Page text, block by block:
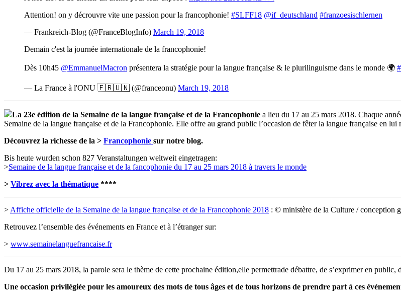
Attention! on y décrouvre vite une passion pour la francophonie! #SLFF18 @if_deutschland #franzoesischlernen
— Frankreich-Blog (@FranceBlogInfo) March 19, 2018
Demain c'est la journée internationale de la francophonie!
Dès 10h45 @EmmanuelMacron présentera la stratégie pour la langue française & le plurilinguisme dans le monde 🌍
— La France à l'ONU 🇫🇷🇺🇳 (@franceonu) March 19, 2018
La 23e édition de la Semaine de la langue française et de la Francophonie a lieu du 17 au 25 mars 2018. Chaque
Semaine de la langue française et de la Francophonie. Elle offre au grand public l’occasion de fêter la langue française en lui
Découvrez la richesse de la > Francophonie sur notre blog.
Bis heute wurden schon 827 Veranstaltungen weltweit eingetragen:
>Semaine de la langue française et de la fancophonie du 17 au 25 mars 2018 à travers le monde
> Vibrez avec la thématique ****
>Affiche officielle de la Semaine de la langue française et de la Francophonie 2018 : © ministère de la Culture / conception
Retrouvez l’ensemble des événements en France et à l’étranger sur:
> www.semainelanguefrancaise.fr
Du 17 au 25 mars 2018, la parole sera le thème de cette prochaine édition,elle permettrade débattre, de s’exprimer en
Une occasion privilégiée pour les amoureux des mots de tous âges et de tous horizons de prendre part à ces